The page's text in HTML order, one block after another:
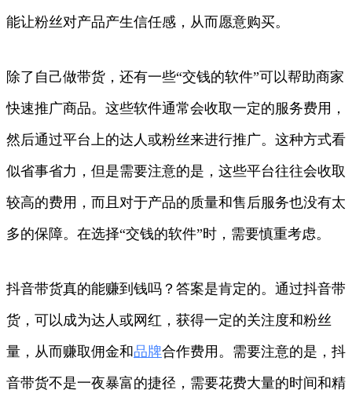
能让粉丝对产品产生信任感，从而愿意购买。
除了自己做带货，还有一些“交钱的软件”可以帮助商家
快速推广商品。这些软件通常会收取一定的服务费用，
然后通过平台上的达人或粉丝来进行推广。这种方式看
似省事省力，但是需要注意的是，这些平台往往会收取
较高的费用，而且对于产品的质量和售后服务也没有太
多的保障。在选择“交钱的软件”时，需要慎重考虑。
抖音带货真的能赚到钱吗？答案是肯定的。通过抖音带
货，可以成为达人或网红，获得一定的关注度和粉丝
量，从而赚取佣金和品牌合作费用。需要注意的是，抖
音带货不是一夜暴富的捷径，需要花费大量的时间和精